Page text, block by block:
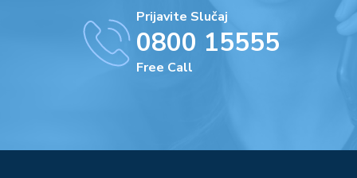
Prijavite Slučaj
0800 15555
Free Call